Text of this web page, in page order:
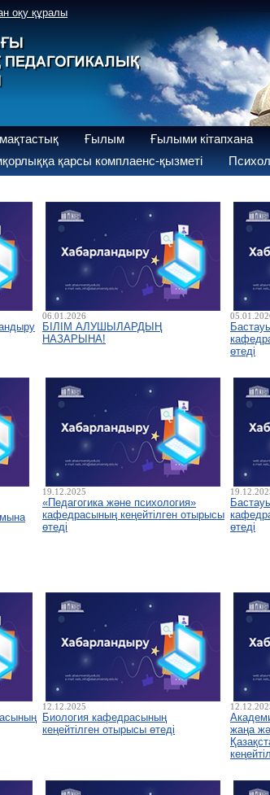
оқу құралы
Ғылым Ғылыми кітапхана
қарсы комплаенс-қызметі
06.01.2026
БІЛІМ АЛУШЫЛАРДЫҢ
НАЗАРЫНА!
өтеді
19.12.2025
«Педагогика және психология»
кафедрасының кеңейтілген отырысы
өтеді
өтеді
12.12.2025
Биология кафедрасының
кеңейтілген отырысы өтеді
жаңа